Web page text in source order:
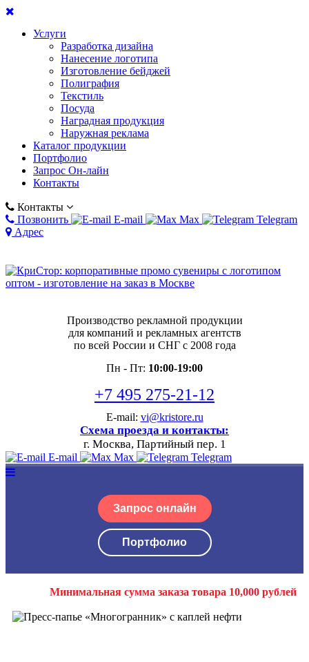
Услуги
Разработка дизайна
Нанесение логотипа
Изготовление бейджей
Полиграфия
Текстиль
Посуда
Наградная продукция
Наружная реклама
Каталог продукции
Портфолио
Запрос Он-лайн
Контакты
Контакты
Позвонить
E-mail Max
Telegram
Адрес
Производство рекламной продукции
для компаний и рекламных агентств
по всей России и СНГ с 2008 года
Пн - Пт: 10:00-19:00
+7 495 275-21-12
E-mail: vi@kristore.ru
Схема проезда и контакты:
г. Москва, Партийный пер. 1
E-mail Max Telegram
Запрос онлайн
Портфолио
Минимальная сумма заказа товара 10,000 рублей